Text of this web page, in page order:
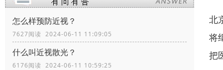
怎么样预防近视？
7627阅读 2024-06-11 11:09:05
什么叫近视散光？
6176阅读 2024-06-11 10:59:25
北
将
把